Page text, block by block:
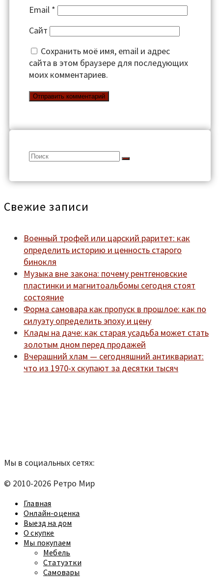
Email *
Сайт
Сохранить моё имя, email и адрес
сайта в этом браузере для последующих
моих комментариев.
Search
Свежие записи
Военный трофей или царский раритет: как
определить историю и ценность старого
бинокля
Музыка вне закона: почему рентгеновские
пластинки и магнитоальбомы сегодня стоят
состояние
Форма самовара как пропуск в прошлое: как по
силуэту определить эпоху и цену
Клады на даче: как старая усадьба может стать
золотым дном перед продажей
Вчерашний хлам — сегодняшний антиквариат:
что из 1970-х скупают за десятки тысяч
Мы в социальных сетях:
© 2010-2026 Ретро Мир
Главная
Онлайн-оценка
Выезд на дом
О скупке
Мы покупаем
Мебель
Статуэтки
Самовары